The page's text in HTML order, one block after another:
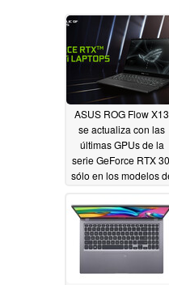
ASUS ROG Flow X13
se actualiza con las
últimas GPUs de la
serie GeForce RTX
sólo en los modelos